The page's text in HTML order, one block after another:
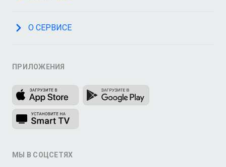
О СЕРВИСЕ
ПРИЛОЖЕНИЯ
МЫ В СОЦСЕТЯХ